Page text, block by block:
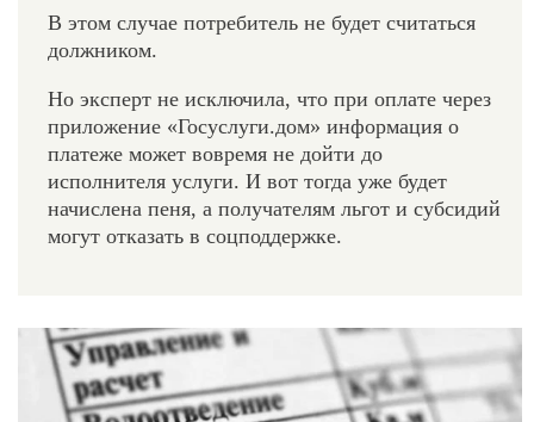
В этом случае потребитель не будет считаться
должником.
Но эксперт не исключила, что при оплате через
приложение «Госуслуги.дом» информация о
платеже может вовремя не дойти до
исполнителя услуги. И вот тогда уже будет
начислена пеня, а получателям льгот и субсидий
могут отказать в соцподдержке.